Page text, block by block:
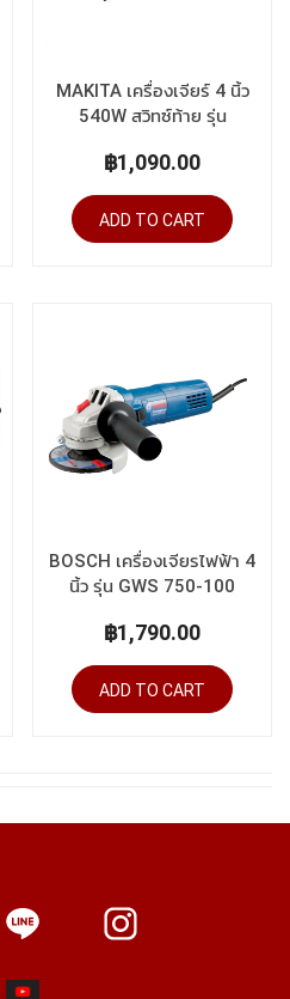
MAKITA เครื่องเจียร์ 4 นิ้ว
540W สวิทซ์ท้าย รุ่น
฿1,090.00
ADD TO CART
BOSCH เครื่องเจียรไฟฟ้า 4
นิ้ว รุ่น GWS 750-100
฿1,790.00
ADD TO CART